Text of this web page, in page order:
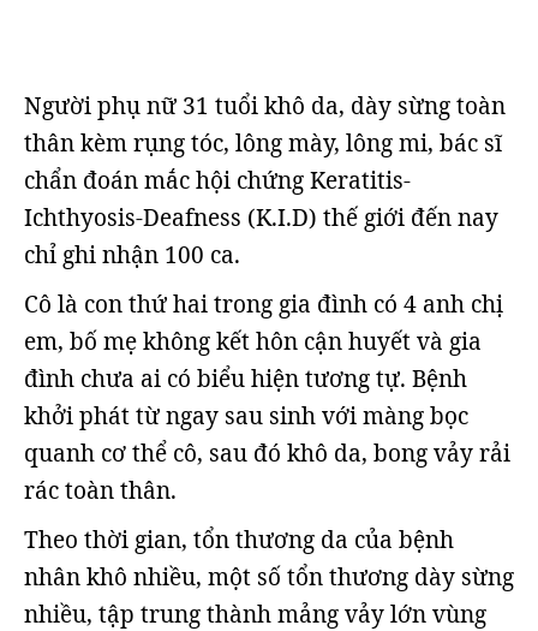
Người phụ nữ 31 tuổi khô da, dày sừng toàn
thân kèm rụng tóc, lông mày, lông mi, bác sĩ
chẩn đoán mắc hội chứng Keratitis-
Ichthyosis-Deafness (K.I.D) thế giới đến nay
chỉ ghi nhận 100 ca.
Cô là con thứ hai trong gia đình có 4 anh chị
em, bố mẹ không kết hôn cận huyết và gia
đình chưa ai có biểu hiện tương tự. Bệnh
khởi phát từ ngay sau sinh với màng bọc
quanh cơ thể cô, sau đó khô da, bong vảy rải
rác toàn thân.
Theo thời gian, tổn thương da của bệnh
nhân khô nhiều, một số tổn thương dày sừng
nhiều, tập trung thành mảng vảy lớn vùng